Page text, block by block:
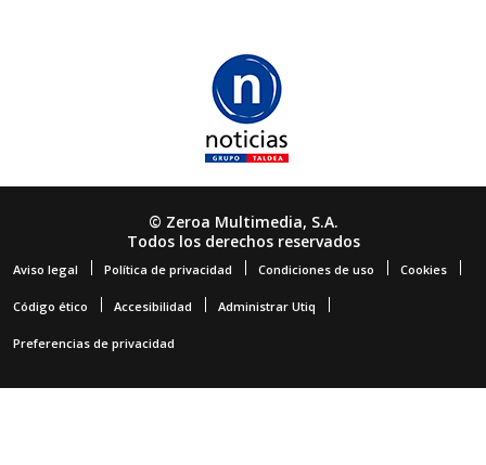
© Zeroa Multimedia, S.A.
Todos los derechos reservados
Aviso legal Política de privacidad Condiciones de uso Cookies
Código ético Accesibilidad Administrar Utiq
Preferencias de privacidad